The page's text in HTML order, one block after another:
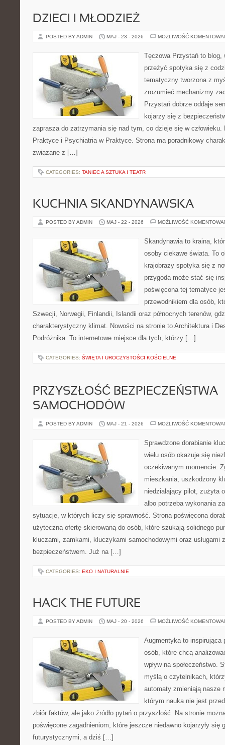
DZIECI I MŁODZIEŻ
POSTED BY ADMIN MAJ - 23 - 2026 MOŻLIWOŚĆ
Tęczowa Przystań to
przeżyć spotyka się z
tematyczny tworzona z
zrozumieć mechanizmy
Przystań dobrze oddaje
kojarzy się z
zaprasza do zatrzymania się nad tym, co dzieje się w
Praktyce i Psychiatria w Praktyce. Strona ma poradnikowy
związane z […]
CATEGORIES: TANIEC A SZTUKA I TEATR
KUCHNIA SKANDYNAWSKA
POSTED BY ADMIN MAJ - 22 - 2026 MOŻLIWOŚĆ
Skandynawia to kraina,
osoby ciekawe świata. To
krajobrazy spotyka się z
przygoda może stać się
poświęcona tej tematyce
przewodnikiem dla osób,
Szwecji, Norwegii, Finlandii, Islandii oraz północnych terenów,
charakterystyczny klimat. Nowości na stronie to Architektura i
Podróżnika. To internetowe miejsce dla tych, którzy […]
CATEGORIES: ŚWIĘTA I UROCZYSTOŚCI KOŚCIELNE
PRZYSZŁOŚĆ BEZPIECZEŃSTWA
SAMOCHODÓW
POSTED BY ADMIN MAJ - 21 - 2026 MOŻLIWOŚĆ
Sprawdzone dorabianie
wielu osób okazuje się
oczekiwanym momencie.
mieszkania, uszkodzony
niedziałający pilot, zużyta
albo potrzeba wykonania
sytuacje, w których liczy się sprawność. Strona poświęcona
użyteczną ofertę skierowaną do osób, które szukają solidnego
kluczami, zamkami, kluczykami samochodowymi oraz usługami
bezpieczeństwem. Już na […]
CATEGORIES: EKO I NATURALNIE
HACK THE FUTURE
POSTED BY ADMIN MAJ - 20 - 2026 MOŻLIWOŚĆ
Augmentyka to inspirująca
osób, które chcą
wpływ na społeczeństwo.
myślą o czytelnikach,
automaty zmieniają nasze
którym nauka nie jest
zbiór faktów, ale jako źródło pytań o przyszłość. Na stronie
poświęcone zagadnieniom, które jeszcze niedawno kojarzyły się
futurystycznymi, a dziś […]